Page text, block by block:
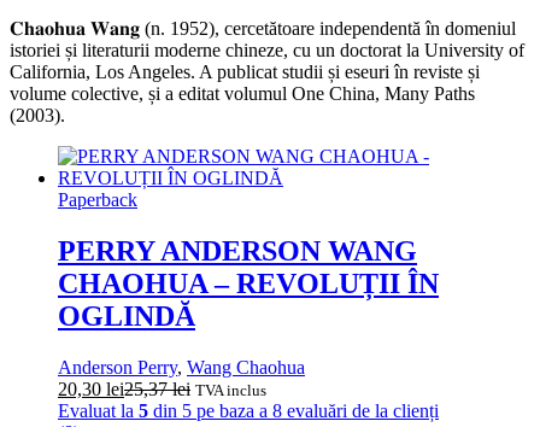
𝐂𝐡𝐚𝐨𝐡𝐮𝐚 𝐖𝐚𝐧𝐠 (n. 1952), cercetătoare independentă în domeniul
istoriei și literaturii moderne chineze, cu un doctorat la University of
California, Los Angeles. A publicat studii și eseuri în reviste și
volume colective, și a editat volumul One China, Many Paths
(2003).
Paperback
PERRY ANDERSON WANG
CHAOHUA – REVOLUȚII ÎN
OGLINDĂ
Anderson Perry, Wang Chaohua
20,30 lei25,37lei TVA inclus
Evaluat la 5 din 5 pe baza a 8 evaluări de la clienți